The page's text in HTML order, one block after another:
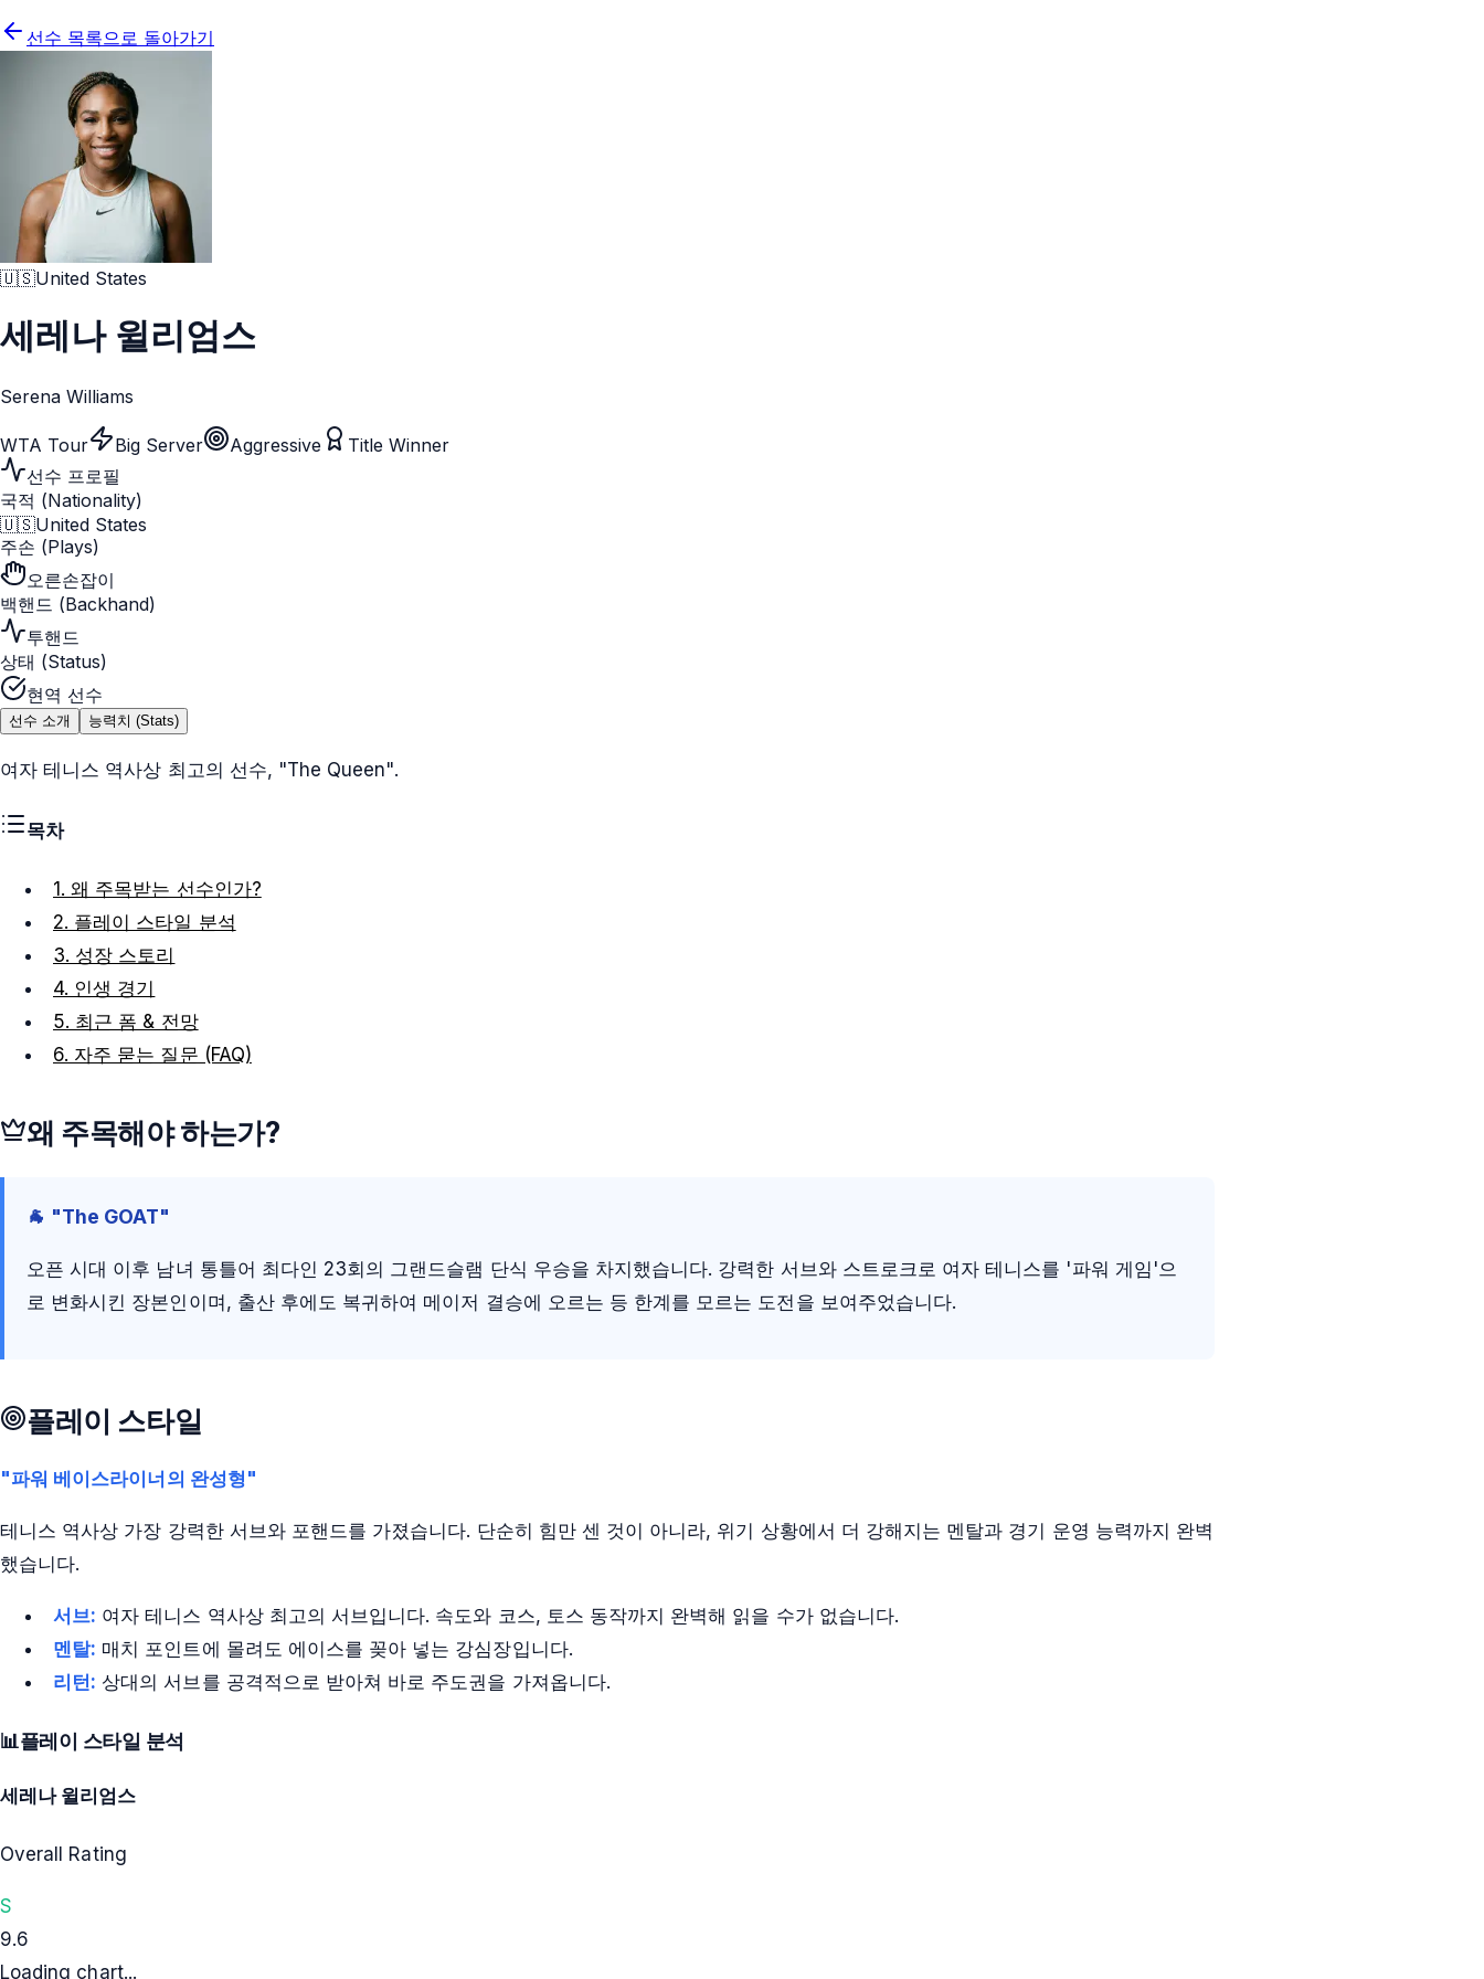
선수 목록으로 돌아가기
🇺🇸United States
세레나 윌리엄스
Serena Williams
WTA Tour Big Server Aggressive
Title Winner
선수 프로필
국적 (Nationality)
🇺🇸United States
주손 (Plays)
오른손잡이
백핸드 (Backhand)
투핸드
상태 (Status)
현역 선수
선수 소개 능력치 (Stats)
여자 테니스 역사상 최고의 선수, "The Queen".
목차
1. 왜 주목받는 선수인가?
2. 플레이 스타일 분석
3. 성장 스토리
4. 인생 경기
5. 최근 폼 & 전망
6. 자주 묻는 질문 (FAQ)
왜 주목해야 하는가?
🐐 "The GOAT"
오픈 시대 이후 남녀 통틀어 최다인 23회의 그랜드슬램 단식 우승을 차지했습니다. 강력한 서브와 스트로크로 여자 테니스를 '파워 게임'으
로 변화시킨 장본인이며, 출산 후에도 복귀하여 메이저 결승에 오르는 등 한계를 모르는 도전을 보여주었습니다.
플레이 스타일
"파워 베이스라이너의 완성형"
테니스 역사상 가장 강력한 서브와 포핸드를 가졌습니다. 단순히 힘만 센 것이 아니라, 위기 상황에서 더 강해지는 멘탈과 경기 운영 능력까지 완벽
했습니다.
서브: 여자 테니스 역사상 최고의 서브입니다. 속도와 코스, 토스 동작까지 완벽해 읽을 수가 없습니다.
멘탈: 매치 포인트에 몰려도 에이스를 꽂아 넣는 강심장입니다.
리턴: 상대의 서브를 공격적으로 받아쳐 바로 주도권을 가져옵니다.
📊플레이 스타일 분석
세레나 윌리엄스
Overall Rating
S
9.6
Loading chart...